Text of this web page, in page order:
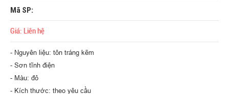
Mã SP:
Giá: Liên hệ
- Nguyên liệu: tôn tráng kẽm
- Sơn tĩnh điện
- Màu: đỏ
- Kích thước: theo yêu cầu